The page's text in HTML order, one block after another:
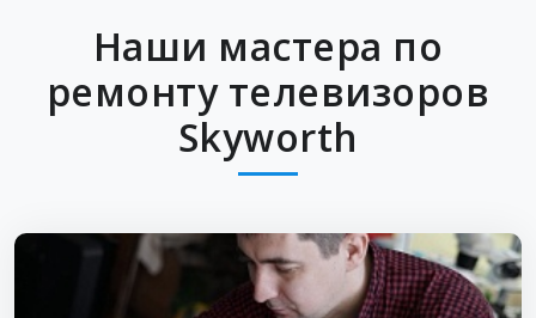
Наши мастера по
ремонту телевизоров
Skyworth